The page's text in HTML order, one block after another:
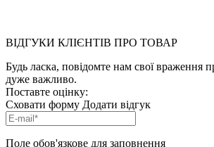
ВІДГУКИ КЛІЄНТІВ ПРО ТОВАР
Будь ласка, повідомте нам свої враження
дуже важливо.
Поставте оцінку:
Сховати форму Додати відгук
Поле обов'язкове для заповнення